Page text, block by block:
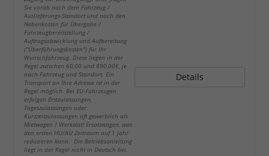
Sie vorab nach dem Fahrzeug /
Auslieferungs-Standort und nach den
Nebenkosten für Übergabe /
Fahrzeugbereitstellung /
Auftragsabwicklung und Aufbereitung
("Überführungskosten") für Ihr
Wunschfahrzeug. Diese liegen in der
Regel zwischen 60,00 und 890,00€, je
nach Fahrzeug und Standort. Ein
Transport an Ihre Adresse ist in der
Regel möglich. Bei EU-Fahrzeugen
erfolgen Erstzulassungen,
Tageszulassungen oder
Kurzzeitzulassungen oft gewerblich als
Mietwagen / Werkstatt Ersatzwagen, was
den ersten HU/AU Zeitraum auf 1 Jahr
reduzieren kann. Die Betriebsanleitung
liegt in der Regel nicht in Deutsch bei.
Details